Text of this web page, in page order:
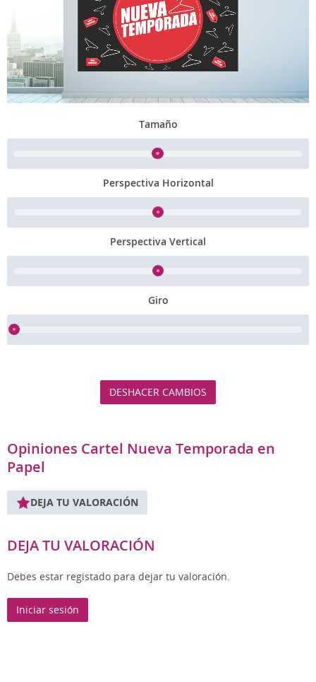
Tamaño
Perspectiva Horizontal
Perspectiva Vertical
Giro
DESHACER CAMBIOS
Opiniones Cartel Nueva Temporada en
Papel
DEJA TU VALORACIÓN
DEJA TU VALORACIÓN
Debes estar registado para dejar tu valoración.
Iniciar sesión